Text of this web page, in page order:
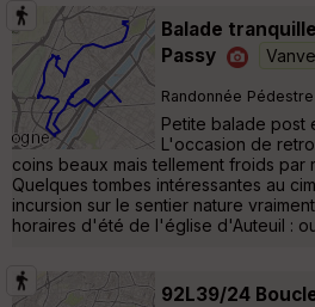
Balade
Passy
Randonnée Pédestre
Petite balade post
L'occasion de
coins beaux mais tellement froids par
Quelques tombes intéressantes au
incursion sur le sentier nature
horaires d'été de l'église d'Auteuil :
92L39/24